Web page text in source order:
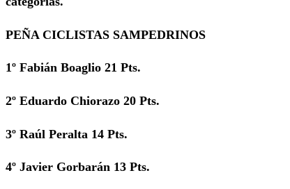
PEÑA CICLISTAS SAMPEDRINOS
1º Fabián Boaglio 21 Pts.
2º Eduardo Chiorazo 20 Pts.
3º Raúl Peralta 14 Pts.
4º Javier Gorbarán 13 Pts.